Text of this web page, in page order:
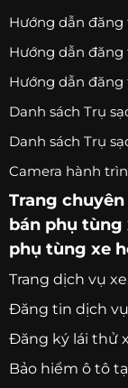
Hướng dẫn đăng
Hướng dẫn
Hướng dẫn đăng
Danh sách Trụ
Danh sách Trụ
Camera hành
Trang chuyên
bán phụ tùng
phụ tùng xe
Trang dịch vụ xe
Đăng tin dịch
Đăng ký lái thử
Bảo hiểm ô tô